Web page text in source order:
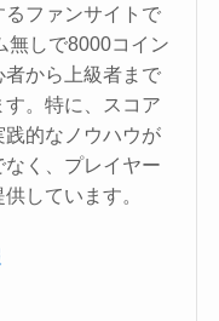
ファンサイトで
無しで8000コイン
から上級者まで
。特に、スコア
的なノウハウが
く、プレイヤー
しています。